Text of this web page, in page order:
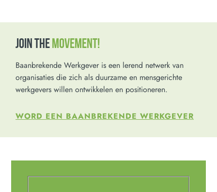
JOIN THEMOVEMENT!
Baanbrekende Werkgever is een lerend netwerk van
organisaties die zich als duurzame en mensgerichte
werkgevers willen ontwikkelen en positioneren.
WORD EEN BAANBREKENDE WERKGEVER